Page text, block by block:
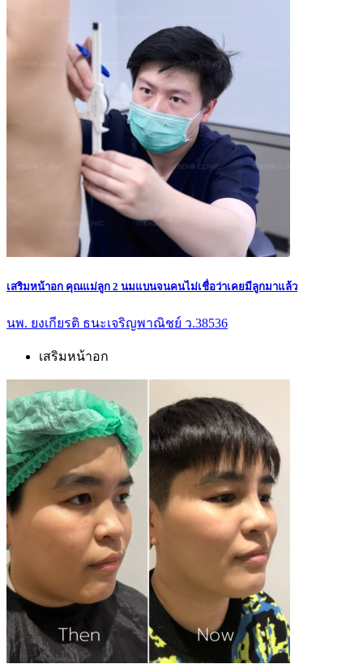
เสริมหน้าอก คุณแม่ลูก 2 นมแบนจนคนไม่เชื่อว่าเคยมีลูกมาแล้ว
นพ. ยงเกียรติ ธนะเจริญพาณิชย์ ว.38536
เสริมหน้าอก